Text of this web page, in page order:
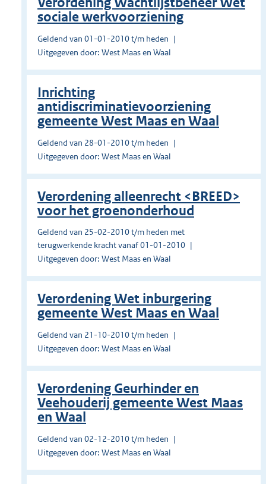
sociale werkvoorziening
Geldend van 01-01-2010 t/m heden
Uitgegeven door: West Maas en Waal
Inrichting
antidiscriminatievoorziening
gemeente West Maas en Waal
Geldend van 28-01-2010 t/m heden
Uitgegeven door: West Maas en Waal
Verordening alleenrecht <BREED>
voor het groenonderhoud
Geldend van 25-02-2010 t/m heden met
terugwerkende kracht vanaf 01-01-2010
Uitgegeven door: West Maas en Waal
Verordening Wet inburgering
gemeente West Maas en Waal
Geldend van 21-10-2010 t/m heden
Uitgegeven door: West Maas en Waal
Verordening Geurhinder en
Veehouderij gemeente West Maas
en Waal
Geldend van 02-12-2010 t/m heden
Uitgegeven door: West Maas en Waal